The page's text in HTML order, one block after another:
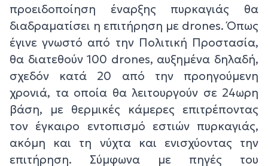
προειδοποίηση έναρξης πυρκαγιάς θα
διαδραματίσει η επιτήρηση με drones. Όπως
έγινε γνωστό από την Πολιτική Προστασία,
θα διατεθούν 100 drones, αυξημένα δηλαδή,
σχεδόν κατά 20 από την προηγούμενη
χρονιά, τα οποία θα λειτουργούν σε 24ωρη
βάση, με θερμικές κάμερες επιτρέποντας
τον έγκαιρο εντοπισμό εστιών πυρκαγιάς,
ακόμη και τη νύχτα και ενισχύοντας την
επιτήρηση. Σύμφωνα με πηγές του